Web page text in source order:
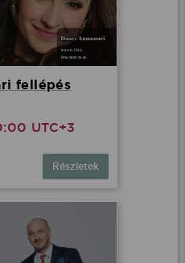
fellépés
UTC+3
Részletek